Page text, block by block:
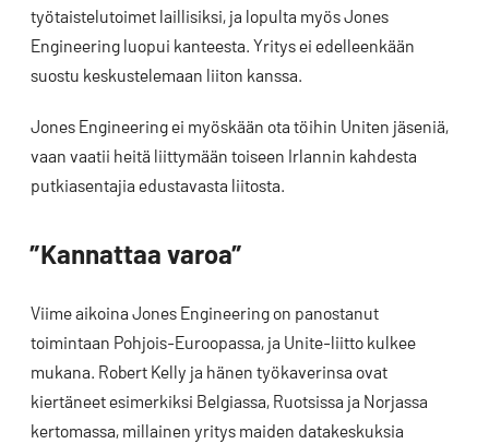
työtaistelutoimet laillisiksi, ja lopulta myös Jones
Engineering luopui kanteesta. Yritys ei edelleenkään
suostu keskustelemaan liiton kanssa.
Jones Engineering ei myöskään ota töihin Uniten jäseniä,
vaan vaatii heitä liittymään toiseen Irlannin kahdesta
putkiasentajia edustavasta liitosta.
”Kannattaa varoa”
Viime aikoina Jones Engineering on panostanut
toimintaan Pohjois-Euroopassa, ja Unite-liitto kulkee
mukana. Robert Kelly ja hänen työkaverinsa ovat
kiertäneet esimerkiksi Belgiassa, Ruotsissa ja Norjassa
kertomassa, millainen yritys maiden datakeskuksia